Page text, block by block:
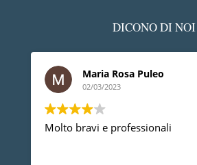
DICONO DI NOI
Maria Rosa Puleo
02/03/2023
Molto bravi e professionali